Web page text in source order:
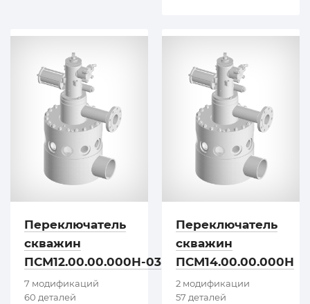
Переключатель
скважин
ПСМ12.00.00.000Н-03
7 модификаций
60 деталей
Переключатель
скважин
ПСМ14.00.00.000Н
2 модификации
57 деталей